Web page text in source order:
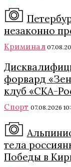
незаконно
Криминал
форвард
клуб «СКА-
Спорт 07.08.2026
тела
Победы в